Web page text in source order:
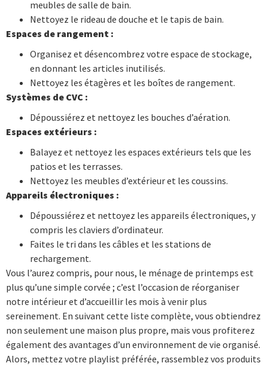
meubles de salle de bain.
Nettoyez le rideau de douche et le tapis de bain.
Espaces de rangement :
Organisez et désencombrez votre espace de stockage,
en donnant les articles inutilisés.
Nettoyez les étagères et les boîtes de rangement.
Systèmes de CVC :
Dépoussiérez et nettoyez les bouches d’aération.
Espaces extérieurs :
Balayez et nettoyez les espaces extérieurs tels que les
patios et les terrasses.
Nettoyez les meubles d’extérieur et les coussins.
Appareils électroniques :
Dépoussiérez et nettoyez les appareils électroniques, y
compris les claviers d’ordinateur.
Faites le tri dans les câbles et les stations de
rechargement.
Vous l’aurez compris, pour nous, le ménage de printemps est
plus qu’une simple corvée ; c’est l’occasion de réorganiser
notre intérieur et d’accueillir les mois à venir plus
sereinement. En suivant cette liste complète, vous obtiendrez
non seulement une maison plus propre, mais vous profiterez
également des avantages d’un environnement de vie organisé.
Alors, mettez votre playlist préférée, rassemblez vos produits